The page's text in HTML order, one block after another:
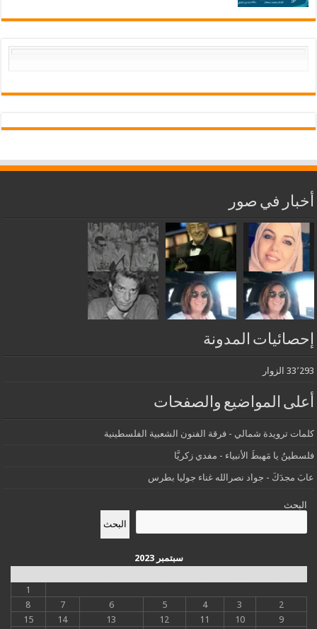
أخبار في صور
إحصائيات المدونة
33٬293 الزوار
أعلى المواضيع والصفحات
كلمات ترويدة شمالي - فرقة الفنون الشعبية الفلسطينية
فلسطينُ يا مَهبطَ الأنبياء - مفدي زكريَّا
عابَ مجدَكَ - جواد نصرالله غناء جوليا بطرس
البحث
البحث
سبتمبر 2023
1
2
3
4
5
6
7
8
9
10
11
12
13
14
15